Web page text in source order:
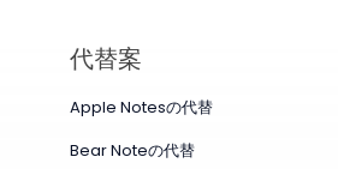
代替案
Apple Notesの代替
Bear Noteの代替